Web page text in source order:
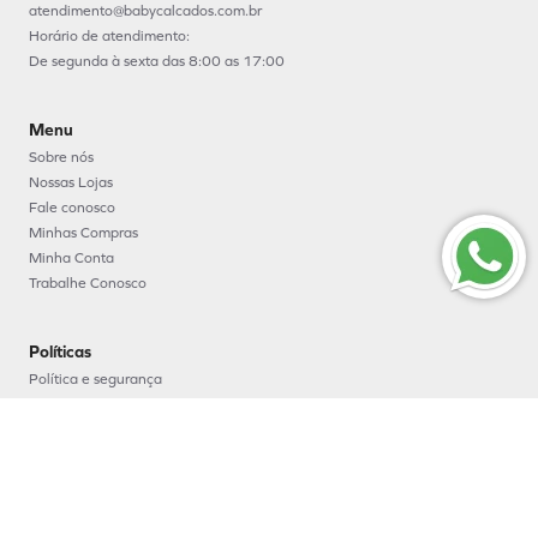
atendimento@babycalcados.com.br
Horário de atendimento:
De segunda à sexta das 8:00 as 17:00
Menu
Sobre nós
Nossas Lojas
Fale conosco
Minhas Compras
Minha Conta
Trabalhe Conosco
Políticas
Política e segurança